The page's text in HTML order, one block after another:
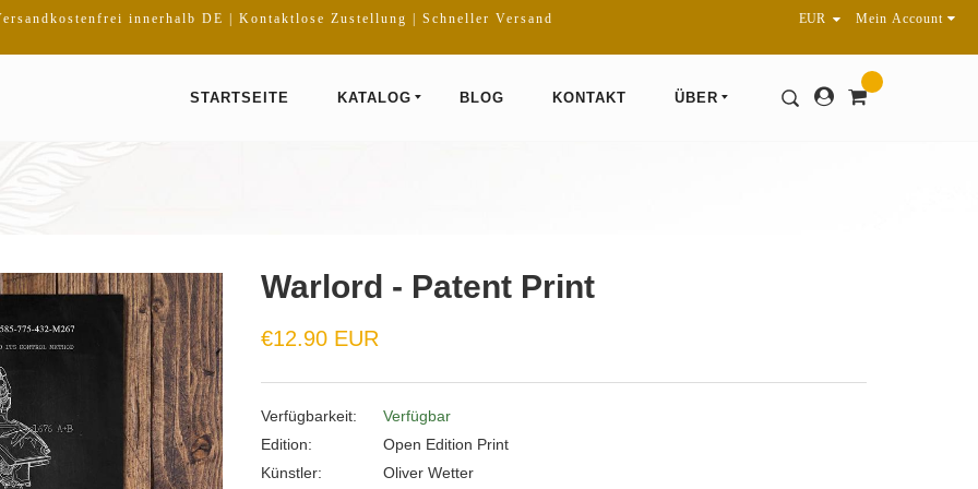
innerhalb DE | Kontaktlose Zustellung | Schneller Versand Mein Account
STARTSEITE KATALOG BLOG KONTAKT ÜBER
Warlord - Patent Print
€12.90 EUR
Verfügbarkeit:
Verfügbar
Edition:
Open Edition Print
Künstler:
Oliver Wetter